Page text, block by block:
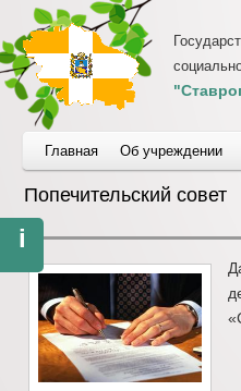
i
Главная Об учреждении
Попечительский совет